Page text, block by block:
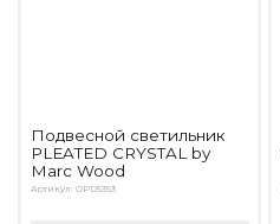
Подвесной светильник
PLEATED CRYSTAL by
Marc Wood
Артикул: OPD5353